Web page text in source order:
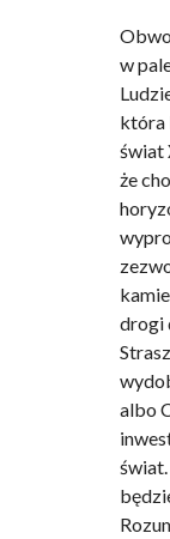
w
która
świat
że
drogi
albo